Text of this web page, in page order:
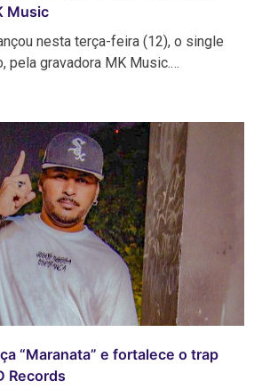
Music
nesta terça-feira (12), o single
pela gravadora MK Music.…
“Maranata” e fortalece o trap
Records